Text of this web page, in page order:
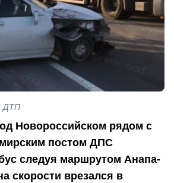
ДТП
Новороссийском рядом с
постом ДПС
следуя маршрутом Анапа-
скорости врезался в